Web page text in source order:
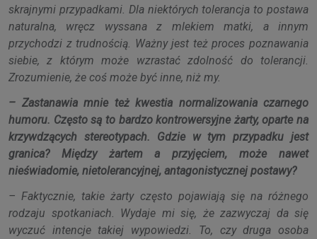
skrajnymi przypadkami. Dla niektórych tolerancja to postawa
naturalna, wręcz wyssana z mlekiem matki, a innym
przychodzi z trudnością. Ważny jest też proces poznawania
siebie, z którym może wzrastać zdolność do tolerancji.
Zrozumienie, że coś może być inne, niż my.
– Zastanawia mnie też kwestia normalizowania czarnego
humoru. Często są to bardzo kontrowersyjne żarty, oparte na
krzywdzących stereotypach. Gdzie w tym przypadku jest
granica? Między żartem a przyjęciem, może nawet
nieświadomie, nietolerancyjnej, antagonistycznej postawy?
– Faktycznie, takie żarty często pojawiają się na różnego
rodzaju spotkaniach. Wydaje mi się, że zazwyczaj da się
wyczuć intencje takiej wypowiedzi. To, czy druga osoba